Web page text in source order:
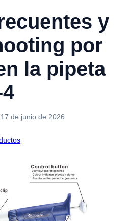
y
por
la pipeta
17 de junio de 2026